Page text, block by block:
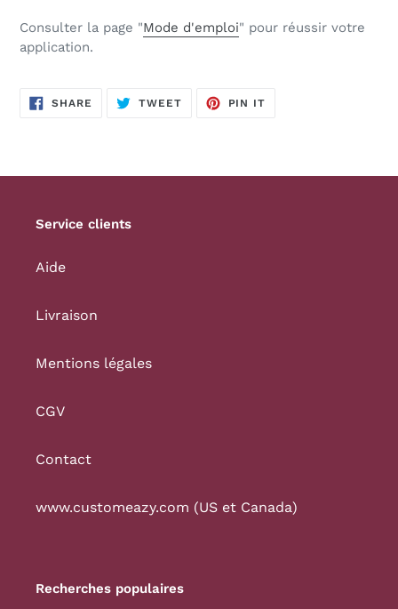
Consulter la page "Mode d'emploi" pour réussir votre
application.
SHARE SHARE
TWEETTWEET
PIN IT
Service clients
Aide
Livraison
Mentions légales
CGV
Contact
www.customeazy.com (US et Canada)
Recherches populaires